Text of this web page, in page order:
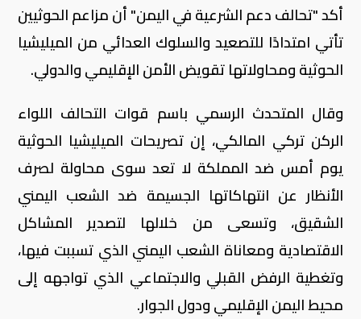
أكد "تحالف دعم الشرعية في اليمن" أن مزاعم الحوثيين
تأتي امتدادًا للتصعيد والسلوك العدائي من الميليشيا
الحوثية ومحاولاتها تقويض الأمن الإقليمي والدولي.
وقال المتحدث الرسمي باسم قوات التحالف اللواء
الركن تركي المالكي، إن تصريحات الميليشيا الحوثية
يوم أمس ضد المملكة لا تعد سوى محاولة لصرف
الأنظار عن انتهاكاتها الجسيمة ضد الشعب اليمني
الشقيق، وتسعى من خلالها لتصدير المشاكل
الاقتصادية ومعاناة الشعب اليمني الذي تسببت فيها،
وتغطية الرفض القبلي والاجتماعي الذي تواجهه إلى
محيط اليمن الإقليمي ودول الجوار.